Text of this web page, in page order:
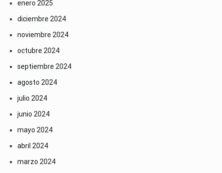
enero 2025
diciembre 2024
noviembre 2024
octubre 2024
septiembre 2024
agosto 2024
julio 2024
junio 2024
mayo 2024
abril 2024
marzo 2024